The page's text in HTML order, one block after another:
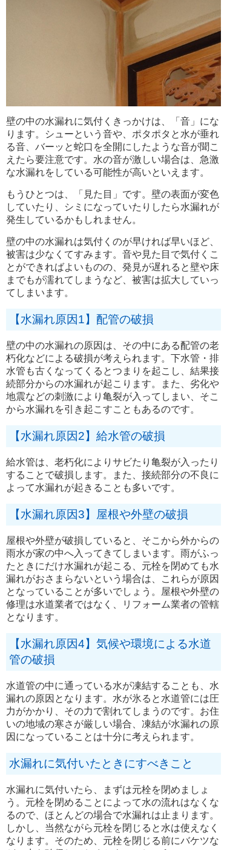
壁の中の水漏れに気付くきっかけは、「音」にな
ります。シューという音や、ポタポタと水が垂れ
る音、バーッと蛇口を全開にしたような音が聞こ
えたら要注意です。水の音が激しい場合は、急激
な水漏れをしている可能性が高いといえます。
もうひとつは、「見た目」です。壁の表面が変色
していたり、シミになっていたりしたら水漏れが
発生しているかもしれません。
壁の中の水漏れは気付くのが早ければ早いほど、
被害は少なくてすみます。音や見た目で気付くこ
とができればよいものの、発見が遅れると壁や床
までもが濡れてしまうなど、被害は拡大していっ
てしまいます。
【水漏れ原因1】配管の破損
壁の中の水漏れの原因は、その中にある配管の老
朽化などによる破損が考えられます。下水管・排
水管も古くなってくるとつまりを起こし、結果接
続部分からの水漏れが起こります。また、劣化や
地震などの刺激により亀裂が入ってしまい、そこ
から水漏れを引き起こすこともあるのです。
【水漏れ原因2】給水管の破損
給水管は、老朽化によりサビたり亀裂が入ったり
することで破損します。また、接続部分の不良に
よって水漏れが起きることも多いです。
【水漏れ原因3】屋根や外壁の破損
屋根や外壁が破損していると、そこから外からの
雨水が家の中へ入ってきてしまいます。雨がふっ
たときにだけ水漏れが起こる、元栓を閉めても水
漏れがおさまらないという場合は、これらが原因
となっていることが多いでしょう。屋根や外壁の
修理は水道業者ではなく、リフォーム業者の管轄
となります。
【水漏れ原因4】気候や環境による水道
管の破損
水道管の中に通っている水が凍結することも、水
漏れの原因となります。水が氷ると水道管には圧
力がかかり、その力で割れてしまうのです。お住
いの地域の寒さが厳しい場合、凍結が水漏れの原
因になっていることは十分に考えられます。
水漏れに気付いたときにすべきこと
水漏れに気付いたら、まずは元栓を閉めましょ
う。元栓を閉めることによって水の流れはなくな
るので、ほとんどの場合で水漏れは止まります。
しかし、当然ながら元栓を閉じると水は使えなく
なります。そのため、元栓を閉じる前にバケツな